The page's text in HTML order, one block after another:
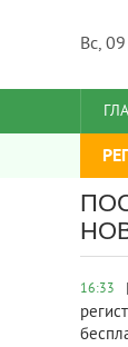
Вс,
16:33